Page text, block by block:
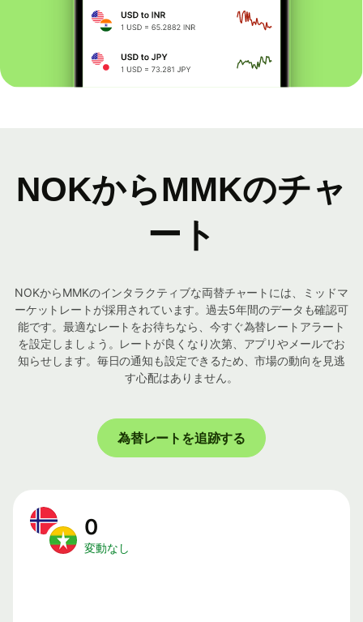
NOKからMMKのチャ
ート
NOKからMMKのインタラクティブな両替チャートには、ミッドマ
ーケットレートが採用されています。過去5年間のデータも確認可
能です。最適なレートをお待ちなら、今すぐ為替レートアラート
を設定しましょう。レートが良くなり次第、アプリやメールでお
知らせします。毎日の通知も設定できるため、市場の動向を見逃
す心配はありません。
為替レートを追跡する
0
変動なし